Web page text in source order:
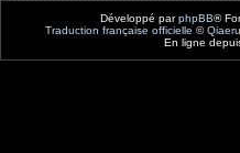
Développé parphpBB®
Traduction française officielle ©Qiaeru
En ligne